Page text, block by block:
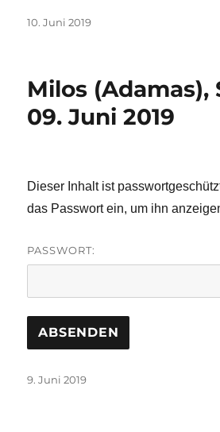
Veröffentlicht
10. Juni 2019
Milos (Adamas),
09. Juni 2019
Dieser Inhalt ist
das Passwort ein, um ihn
PASSWORT:
Veröffentlicht
9. Juni 2019